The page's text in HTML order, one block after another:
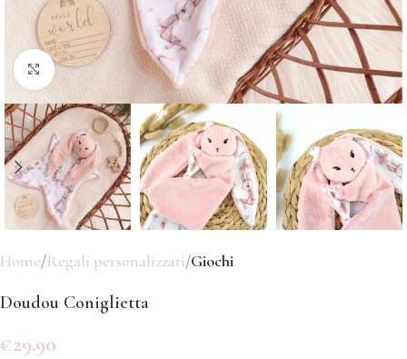
Click to enlarge
Home Regali personalizzati Giochi
Doudou Coniglietta
€29.90